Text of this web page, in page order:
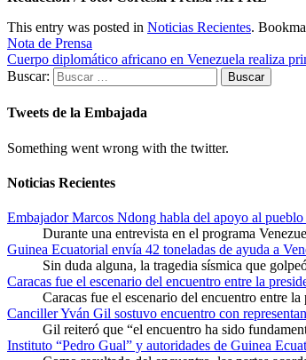
This entry was posted in Noticias Recientes.
Nota de Prensa
Cuerpo diplomático africano en Venezuela realiza
Buscar:
Tweets de la Embajada
Something went wrong with the twitter.
Noticias Recientes
Embajador Marcos Ndong habla del apoyo al
Durante una entrevista en el programa
Guinea Ecuatorial envía 42 toneladas de ayuda a
Sin duda alguna, la tragedia sísmica que
Caracas fue el escenario del encuentro entre la
Caracas fue el escenario del encuentro entre
Canciller Yván Gil sostuvo encuentro con
Gil reiteró que “el encuentro ha sido
Instituto “Pedro Gual” y autoridades de Guinea